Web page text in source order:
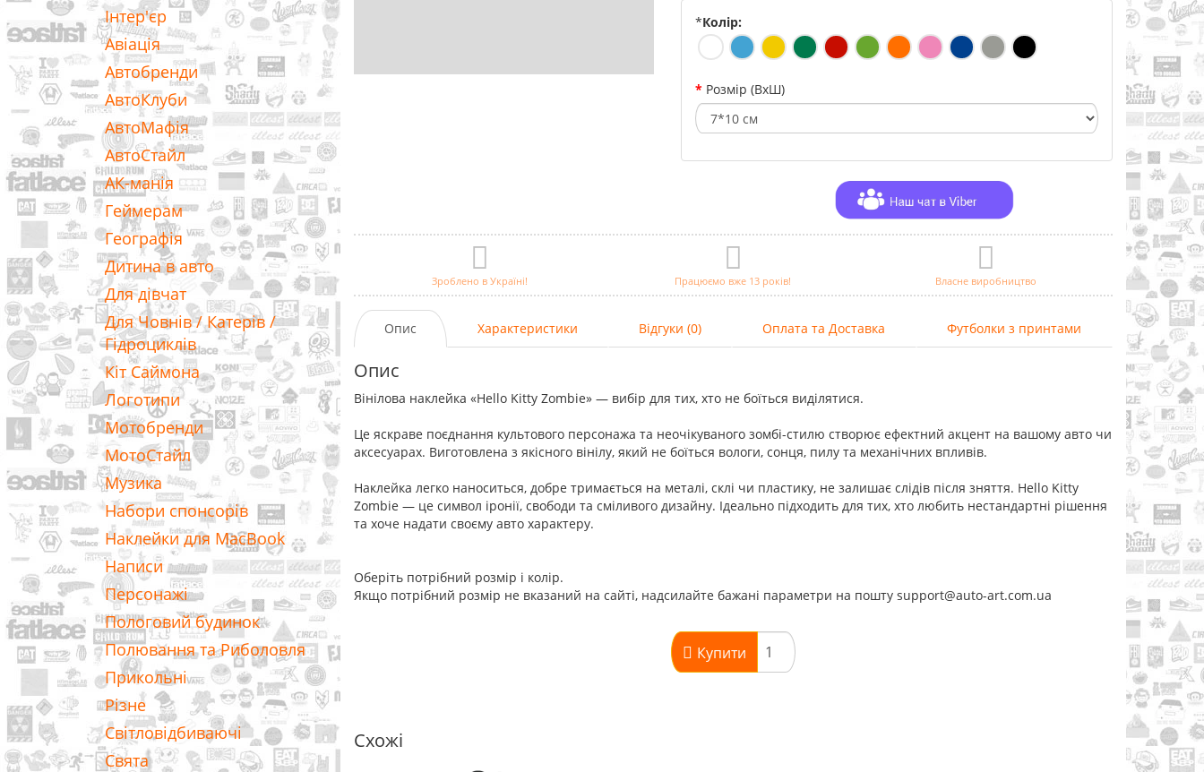
Інтер'єр
Авіація
Автобренди
АвтоКлуби
АвтоМафія
АвтоСтайл
АК-манія
Геймерам
Географія
Дитина в авто
Для дівчат
Для Човнів / Катерів /
Гідроциклів
Кіт Саймона
Логотипи
Мотобренди
МотоСтайл
Музика
Набори спонсорів
Наклейки для MacBook
Написи
Персонажі
Пологовий будинок
Полювання та Риболовля
Прикольні
Різне
Світловідбиваючі
Свята
*Колір:
Розмір (ВхШ)
Зроблено в Україні! Працюємо вже 13 років! Власне виробництво
Опис Характеристики Відгуки (0) Оплата та Доставка Футболки з принтами
Опис
Вінілова наклейка «Hello Kitty Zombie» — вибір для тих, хто не боїться виділятися.
Це яскраве поєднання культового персонажа та неочікуваного зомбі-стилю створює ефектний акцент на вашому авто чи
аксесуарах. Виготовлена з якісного вінілу, який не боїться вологи, сонця, пилу та механічних впливів.
Наклейка легко наноситься, добре тримається на металі, склі чи пластику, не залишає слідів після зняття. Hello Kitty
Zombie — це символ іронії, свободи та сміливого дизайну. Ідеально підходить для тих, хто любить нестандартні рішення
та хоче надати своєму авто характеру.
Оберіть потрібний розмір і колір.
Якщо потрібний розмір не вказаний на сайті, надсилайте бажані параметри на пошту support@auto-art.com.ua
Купити
Схожі